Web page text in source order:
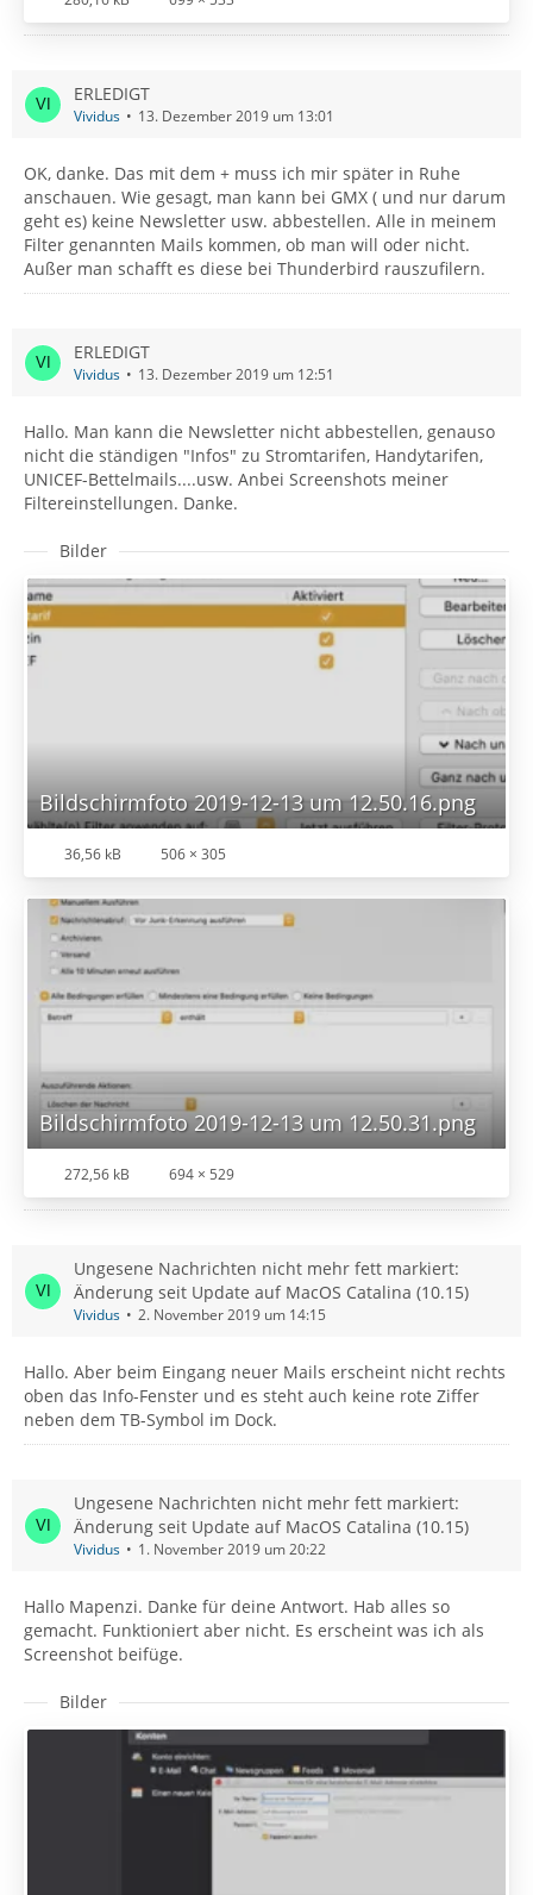
ERLEDIGT
Vividus 13. Dezember 2019 um 13:01
OK, danke. Das mit dem + muss ich mir später in Ruhe
anschauen. Wie gesagt, man kann bei GMX ( und nur darum
geht es) keine Newsletter usw. abbestellen. Alle in meinem
Filter genannten Mails kommen, ob man will oder nicht.
Außer man schafft es diese bei Thunderbird rauszufilern.
ERLEDIGT
Vividus 13. Dezember 2019 um 12:51
Hallo. Man kann die Newsletter nicht abbestellen, genauso
nicht die ständigen "Infos" zu Stromtarifen, Handytarifen,
UNICEF-Bettelmails....usw. Anbei Screenshots meiner
Filtereinstellungen. Danke.
Bilder
Bildschirmfoto 2019-12-13 um 12.50.16.png
36,56 kB 506 × 305
Bildschirmfoto 2019-12-13 um 12.50.31.png
272,56 kB 694 × 529
Ungesene Nachrichten nicht mehr fett markiert:
Änderung seit Update auf MacOS Catalina (10.15)
Vividus 2. November 2019 um 14:15
Hallo. Aber beim Eingang neuer Mails erscheint nicht rechts
oben das Info-Fenster und es steht auch keine rote Ziffer
neben dem TB-Symbol im Dock.
Ungesene Nachrichten nicht mehr fett markiert:
Änderung seit Update auf MacOS Catalina (10.15)
Vividus 1. November 2019 um 20:22
Hallo Mapenzi. Danke für deine Antwort. Hab alles so
gemacht. Funktioniert aber nicht. Es erscheint was ich als
Screenshot beifüge.
Bilder